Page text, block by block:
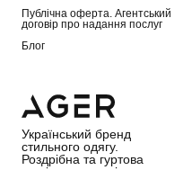
Публічна оферта. Агентський
договір про надання послуг
Блог
Український бренд
стильного одягу.
Роздрібна та гуртова